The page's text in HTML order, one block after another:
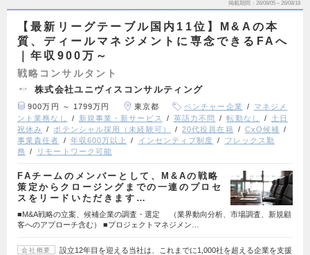
掲載期間 26/08/05～26/08/18
【最新リーグテーブル国内11位】M&Aの本
質、ディールマネジメントに専念できるFAへ
｜年収900万～
戦略コンサルタント
株式会社ユニヴィスコンサルティング
900万円 ～ 1799万円 東京都 ベンチャー企業
マネジメ
ント業務なし
新規事業・新サービス 英語力不問 転勤なし
土日
祝休み
ポテンシャル採用（未経験可） 20代役員在籍
CxO候補
事業責任者
年収600万以上 インセンティブ制度
フレックス勤
務
リモートワーク可能
FAチームのメンバーとして、M&Aの戦略
策定からクロージングまでの一連のプロセ
スをリードいただきます…
■M&A戦略の立案、候補企業の調査・選定 （業界動向分析、市場調査、新規顧
客へのアプローチ含む） ■プロジェクトマネジメン…
会社概要
設立12年目を迎える当社は、これまでに1,000社を超える企業を支援